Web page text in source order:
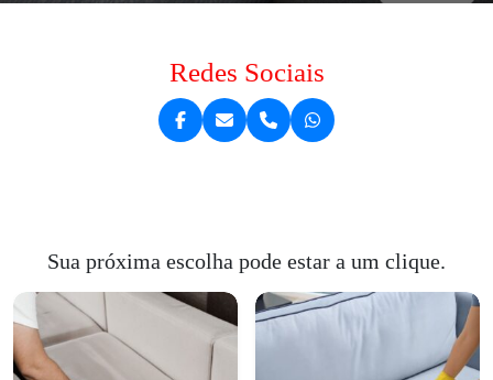
Redes Sociais
Sua próxima escolha pode estar a um clique.